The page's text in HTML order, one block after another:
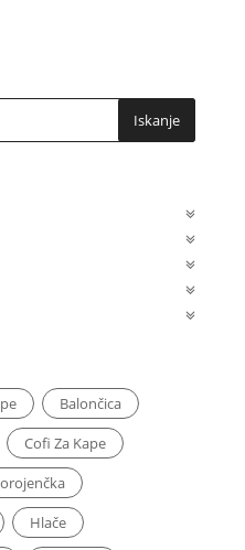
Iskanje
Balončica
Cofi Za Kape
Hlače